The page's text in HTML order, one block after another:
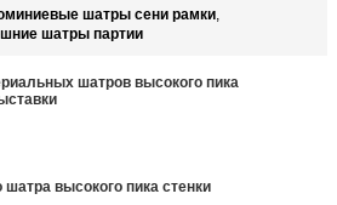
шатры сени рамки,
шатры партии
шатров высокого пика
высокого пика стенки